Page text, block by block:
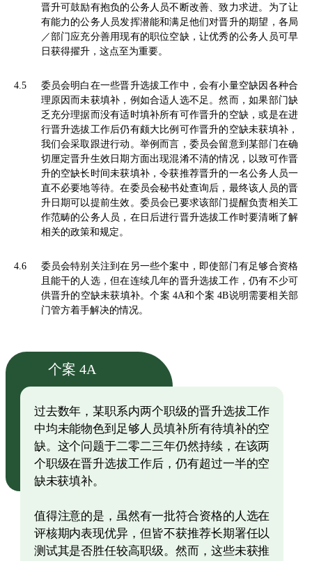
晋升可鼓励有抱负的公务人员不断改善、致力求进。为了让
有能力的公务人员发挥潜能和满足他们对晋升的期望，各局
／部门应充分善用现有的职位空缺，让优秀的公务人员可早
日获得擢升，这点至为重要。
4.5
委员会明白在一些晋升选拔工作中，会有小量空缺因各种合
理原因而未获填补，例如合适人选不足。然而，如果部门缺
乏充分理据而没有适时填补所有可作晋升的空缺，或是在进
行晋升选拔工作后仍有颇大比例可作晋升的空缺未获填补，
我们会采取跟进行动。举例而言，委员会留意到某部门在确
切厘定晋升生效日期方面出现混淆不清的情况，以致可作晋
升的空缺长时间未获填补，令获推荐晋升的一名公务人员一
直不必要地等待。在委员会秘书处查询后，最终该人员的晋
升日期可以提前生效。委员会已要求该部门提醒负责相关工
作范畴的公务人员，在日后进行晋升选拔工作时要清晰了解
相关的政策和规定。
4.6
委员会特别关注到在另一些个案中，即使部门有足够合资格
且能干的人选，但在连续几年的晋升选拔工作，仍有不少可
供晋升的空缺未获填补。个案 4A和个案 4B说明需要相关部
门管方着手解决的情况。
个案 4A
过去数年，某职系内两个职级的晋升选拔工作
中均未能物色到足够人员填补所有待填补的空
缺。这个问题于二零二三年仍然持续，在该两
个职级在晋升选拔工作后，仍有超过一半的空
缺未获填补。
值得注意的是，虽然有一批符合资格的人选在
评核期内表现优异，但皆不获推荐长期署任以
测试其是否胜任较高职级。然而，这些未获推